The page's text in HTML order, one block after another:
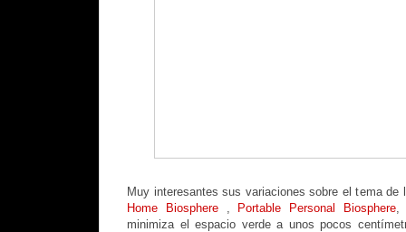
Muy interesantes sus variaciones sobre el tema
Home Biosphere , Portable Personal Biosphere,
minimiza el espacio verde a unos pocos